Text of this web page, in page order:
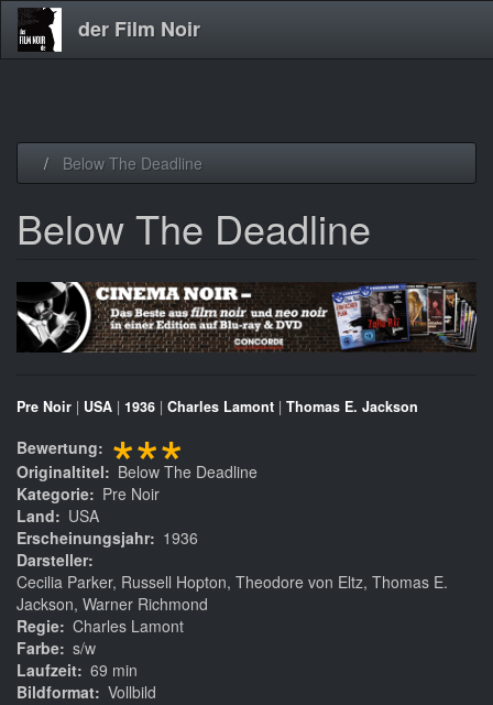
der Film Noir
Below The Deadline
Below The Deadline
Pre Noir | USA | 1936 | Charles Lamont | Thomas E. Jackson
Bewertung ***
Originaltitel
Below The Deadline
Kategorie
Pre Noir
Land
USA
Erscheinungsjahr
1936
Darsteller
Cecilia Parker, Russell Hopton, Theodore von Eltz, Thomas E.
Jackson, Warner Richmond
Regie Charles Lamont
Farbe s/w
Laufzeit 69 min
Bildformat Vollbild